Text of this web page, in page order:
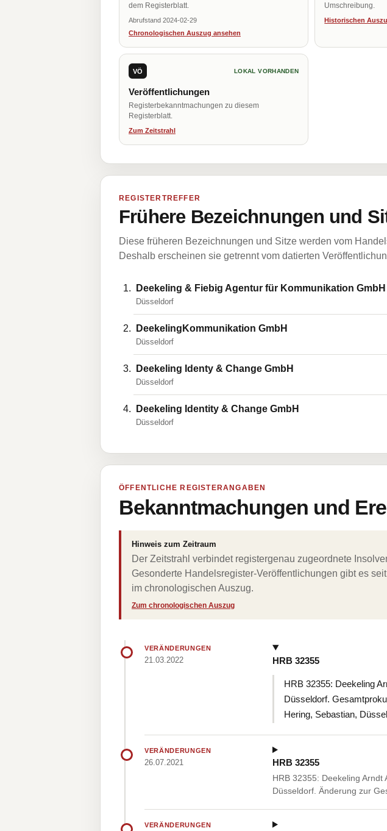
dem Registerblatt.
Abrufstand 2024-02-29
Chronologischen Auszug ansehen
Umschreibung.
Historischen
VÖ LOKAL VORHANDEN
Veröffentlichungen
Registerbekanntmachungen zu diesem
Registerblatt.
Zum Zeitstrahl
REGISTERTREFFER
Frühere Bezeichnungen und
Diese früheren Bezeichnungen und Sitze werden vom
Deshalb erscheinen sie getrennt vom datierten
Deekeling & Fiebig Agentur für Kommunikation GmbH
Düsseldorf
DeekelingKommunikation GmbH
Düsseldorf
Deekeling Identy & Change GmbH
Düsseldorf
Deekeling Identity & Change GmbH
Düsseldorf
ÖFFENTLICHE REGISTERANGABEN
Bekanntmachungen und
Hinweis zum Zeitraum
Der Zeitstrahl verbindet registergenau zugeordnete
Gesonderte Handelsregister-Veröffentlichungen gibt es
im chronologischen Auszug.
Zum chronologischen Auszug
VERÄNDERUNGEN
21.03.2022 HRB 32355
HRB 32355: Deekeling
Düsseldorf.
Hering, Sebastian,
VERÄNDERUNGEN
26.07.2021 HRB 32355
HRB 32355: Deekeling
Düsseldorf. Änderung zur
VERÄNDERUNGEN